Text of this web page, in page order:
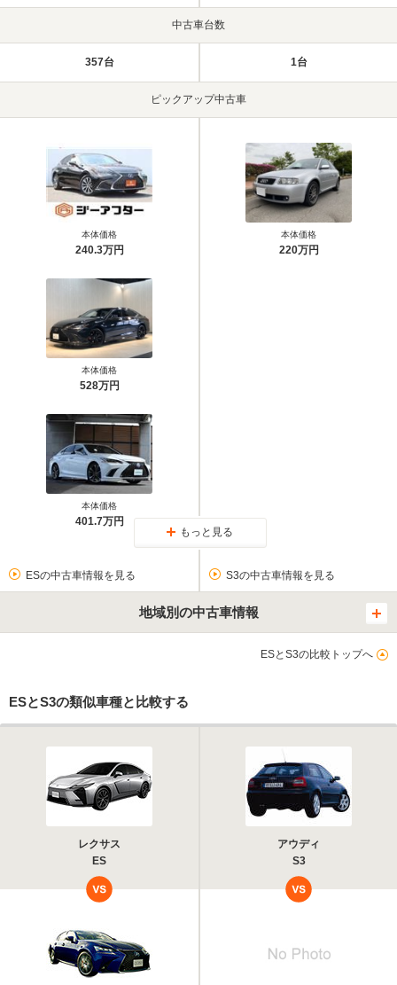
中古車台数
357台 1台
ピックアップ中古車
本体価格
240.3万円
本体価格
528万円
本体価格
401.7万円
本体価格
220万円
もっと見る
ESの中古車情報を見る S3の中古車情報を見る
地域別の中古車情報
ESとS3の比較トップへ
ESとS3の類似車種と比較する
レクサス
ES
アウディ
S3